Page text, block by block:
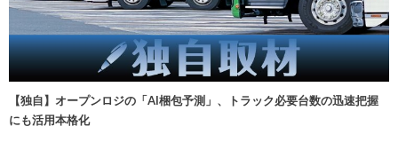
【独自】オープンロジの「AI梱包予測」、トラック必要台数の迅速把握
にも活用本格化